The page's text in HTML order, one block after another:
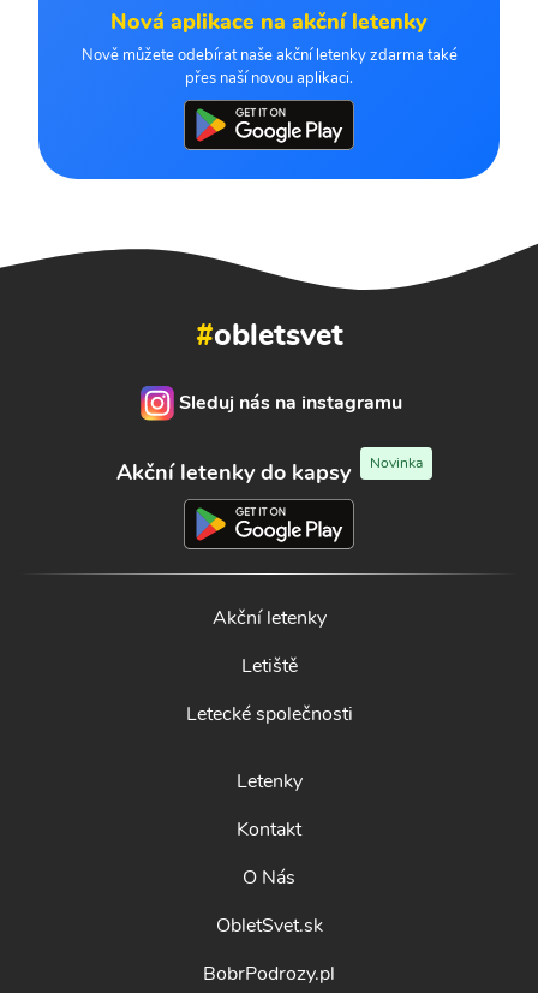
Nová aplikace na akční letenky
Nově můžete odebírat naše akční letenky zdarma také
přes naší novou aplikaci.
#obletsvet
Sleduj nás na instagramu
Akční letenky do kapsy Novinka
Akční letenky
Letiště
Letecké společnosti
Letenky
Kontakt
O Nás
ObletSvet.sk
BobrPodrozy.pl